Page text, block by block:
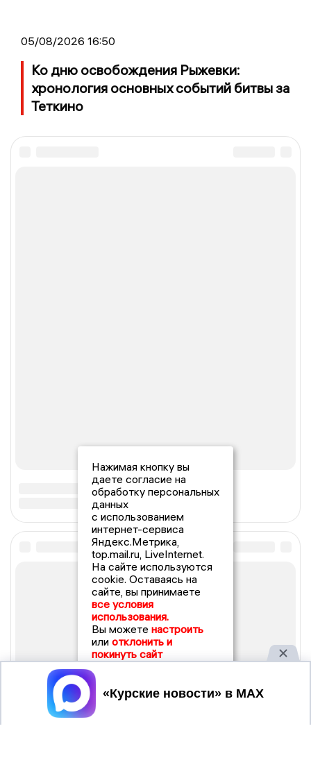
05/08/2026 16:50
Ко дню освобождения Рыжевки:
хронология основных событий битвы за
Теткино
Нажимая кнопку вы
даете согласие на
обработку персональных
данных
с использованием
интернет-сервиса
Яндекс.Метрика,
top.mail.ru, LiveInternet.
На сайте используются
cookie. Оставаясь на
сайте, вы принимаете
все условия
использования.
Вы можете настроить
или отклонить и
покинуть сайт
Принять